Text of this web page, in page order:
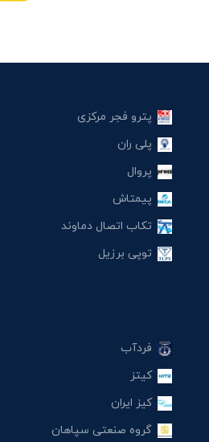
پترو فجر مرکزی
پلی ران
پروال
پیمتاش
تکاب اتصال دماوند
توپی برزیل
فردآب
کیتز
کیز ایران
گروه صنعتی سپاهان